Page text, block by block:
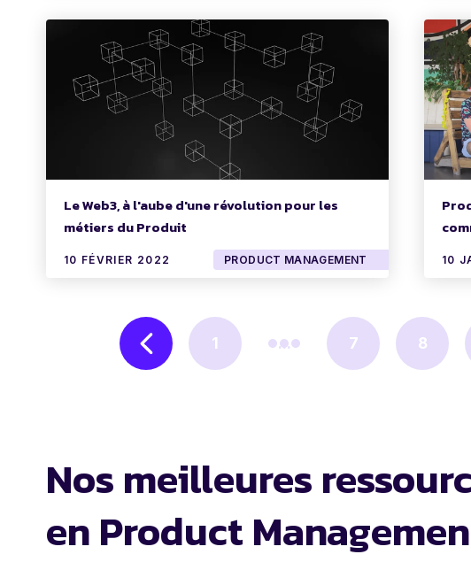
Le Web3, à l'aube d'une révolution pour les
métiers du Produit
10 FÉVRIER 2022 PRODUCT MANAGEMENT 10
1 ... 7 8
Nos meilleures
en Product